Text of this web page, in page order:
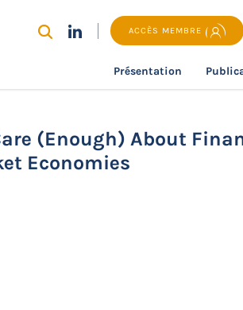
ACCÈS MEMBRE
Présentation
(Enough) About
Economies